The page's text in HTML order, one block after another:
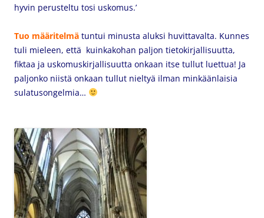
hyvin perusteltu tosi uskomus.’
Tuo määritelmä tuntui minusta aluksi huvittavalta. Kunnes
tuli mieleen, että kuinkakohan paljon tietokirjallisuutta,
fiktaa ja uskomuskirjallisuutta onkaan itse tullut luettua! Ja
paljonko niistä onkaan tullut nieltyä ilman minkäänlaisia
sulatusongelmia…